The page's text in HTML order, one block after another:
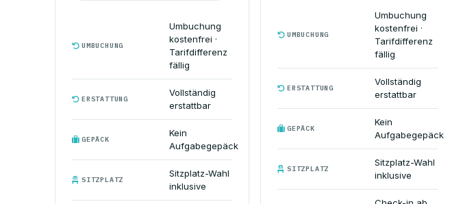
UMBUCHUNG
Umbuchung
kostenfrei ·
Tarifdifferenz
fällig
ERSTATTUNG
Vollständig
erstattbar
GEPÄCK
Kein
Aufgabegepäck
SITZPLATZ
Sitzplatz-Wahl
inklusive
UMBUCHUNG
Umbuchung
kostenfrei ·
Tarifdifferenz
fällig
ERSTATTUNG
Vollständig
erstattbar
GEPÄCK
Kein
Aufgabegepäck
SITZPLATZ
Sitzplatz-Wahl
inklusive